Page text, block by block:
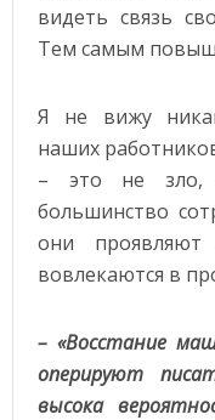
видеть связь
Тем самым
Я не вижу
наших
– это не зло,
большинство
они
вовлекаются в
– «Восстание
оперируют
высока